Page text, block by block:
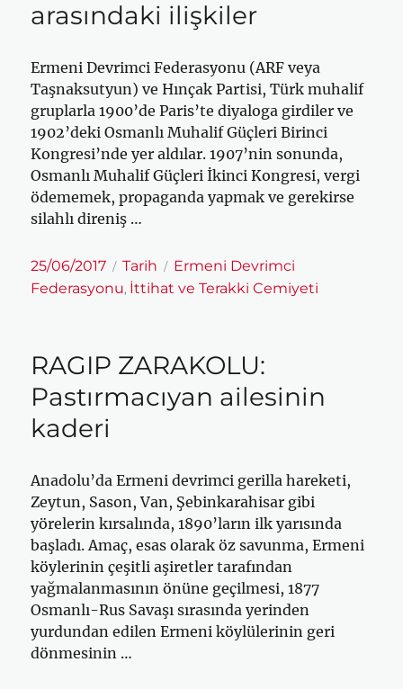
arasındaki ilişkiler
Ermeni Devrimci Federasyonu (ARF veya
Taşnaksutyun) ve Hınçak Partisi, Türk muhalif
gruplarla 1900’de Paris’te diyaloga girdiler ve
1902’deki Osmanlı Muhalif Güçleri Birinci
Kongresi’nde yer aldılar. 1907’nin sonunda,
Osmanlı Muhalif Güçleri İkinci Kongresi, vergi
ödememek, propaganda yapmak ve gerekirse
silahlı direniş …
Yayın
tarihi
25/06/2017 Kategoriler
Tarih Etiketler
Ermeni Devrimci
Federasyonu, İttihat ve Terakki Cemiyeti
RAGIP ZARAKOLU:
Pastırmacıyan ailesinin
kaderi
Anadolu’da Ermeni devrimci gerilla hareketi,
Zeytun, Sason, Van, Şebinkarahisar gibi
yörelerin kırsalında, 1890’ların ilk yarısında
başladı. Amaç, esas olarak öz savunma, Ermeni
köylerinin çeşitli aşiretler tarafından
yağmalanmasının önüne geçilmesi, 1877
Osmanlı-Rus Savaşı sırasında yerinden
yurdundan edilen Ermeni köylülerinin geri
dönmesinin …